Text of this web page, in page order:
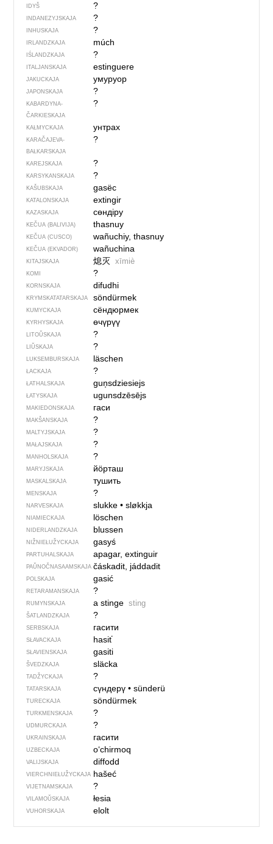
IDYŠ ?
INDANEZYJSKAJA ?
INHUSKAJA ?
IRLANDZKAJA múch
IŚLANDZKAJA ?
ITALJANSKAJA estinguere
JAKUCKAJA умуруор
JAPONSKAJA ?
KABARDYNA-
ČARKIESKAJA
?
KAŁMYCKAJA унтрах
KARAČAJEVA-
BAŁKARSKAJA
?
KAREJSKAJA ?
KARSYKANSKAJA ?
KAŠUBSKAJA gasëc
KATALONSKAJA extingir
KAZASKAJA сөндіру
KEČUA (BALIVIJA) thasnuy
KEČUA (CUSCO) wañuchiy, thasnuy
KEČUA (EKVADOR) wañuchina
KITAJSKAJA 熄灭 xīmiè
KOMI ?
KORNSKAJA difudhi
KRYMSKA­TATARSKAJA söndürmek
KUMYCKAJA сёндюрмек
KYRHYSKAJA өчүрүү
LITOŬSKAJA ?
LIŬSKAJA ?
LUKSEMBURSKAJA läschen
ŁACKAJA ?
ŁATHALSKAJA guņsdziesiejs
ŁATYSKAJA ugunsdzēsējs
MAKIEDONSKAJA гаси
MAKŠANSKAJA ?
MALTYJSKAJA ?
MAŁAJSKAJA ?
MANHOLSKAJA ?
MARYJSKAJA йӧрташ
MASKALSKAJA тушить
MENSKAJA ?
NARVESKAJA slukke• sløkkja
NIAMIECKAJA löschen
NIDERLANDZKAJA blussen
NIŽNIEŁUŽYCKAJA gasyś
PARTUHALSKAJA apagar, extinguir
PAŬNOČ­NA­SA­AM­SKAJAčáskadit, jáddadit
POLSKAJA gasić
RETARAMANSKAJA ?
RUMYNSKAJA a stinge sting
ŠATLANDZKAJA ?
SERBSKAJA гасити
SŁAVACKAJA hasiť
SŁAVIENSKAJA gasiti
ŠVEDZKAJA släcka
TADŽYCKAJA ?
TATARSKAJA сүндерү• sünderü
TURECKAJA söndürmek
TURKMENSKAJA ?
UDMURCKAJA ?
UKRAINSKAJA гасити
UZBECKAJA o‘chirmoq
VALIJSKAJA diffodd
VIERCHNIE­ŁUŽYCKAJA hašeć
VIJETNAMSKAJA ?
VILAMOŬSKAJA łesia
VUHORSKAJA elolt